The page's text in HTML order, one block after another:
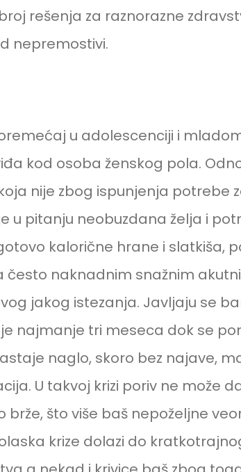
rešenja za raznorazne
nepremostivi.
u adolescenciji i
kod osoba ženskog pola.
nije zbog ispunjenja potrebe
u pitanju neobuzdana želja i
kalorične hrane i slatkiša,
često naknadnim snažnim
jakog istezanja. Javljaju se
najmanje tri meseca dok se
naglo, skoro bez najave,
U takvoj krizi poriv ne može
brže, što više baš nepoželjne
krize dolazi do